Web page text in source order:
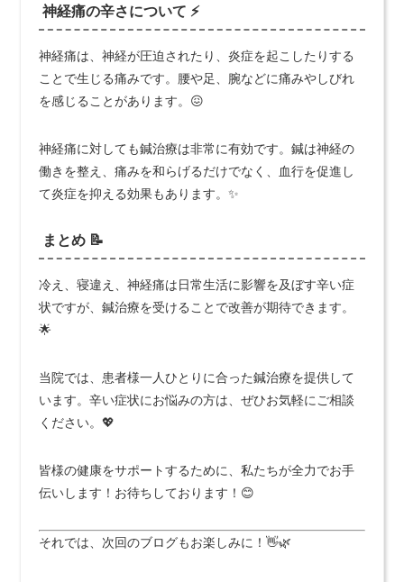
神経痛の辛さについて ⚡
神経痛は、神経が圧迫されたり、炎症を起こしたりする
ことで生じる痛みです。腰や足、腕などに痛みやしびれ
を感じることがあります。😖
神経痛に対しても鍼治療は非常に有効です。鍼は神経の
働きを整え、痛みを和らげるだけでなく、血行を促進し
て炎症を抑える効果もあります。✨
まとめ 📝
冷え、寝違え、神経痛は日常生活に影響を及ぼす辛い症
状ですが、鍼治療を受けることで改善が期待できます。
🌟
当院では、患者様一人ひとりに合った鍼治療を提供して
います。辛い症状にお悩みの方は、ぜひお気軽にご相談
ください。💖
皆様の健康をサポートするために、私たちが全力でお手
伝いします！お待ちしております！😊
それでは、次回のブログもお楽しみに！👋🌿